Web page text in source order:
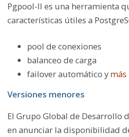
Pgpool-II es una herramienta
características útiles a
pool de conexiones
balanceo de carga
failover automático y más
Versiones menores
El Grupo Global de Desarrollo
en anunciar la disponibilidad